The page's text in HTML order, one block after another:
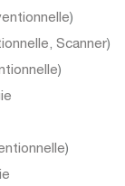
)
,Scanner)
)
)